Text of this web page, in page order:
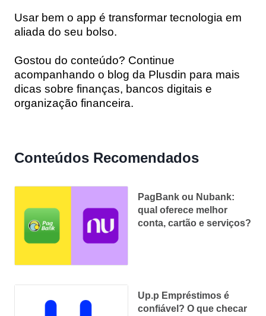
Usar bem o app é transformar tecnologia em
aliada do seu bolso.
Gostou do conteúdo? Continue
acompanhando o blog da Plusdin para mais
dicas sobre finanças, bancos digitais e
organização financeira.
Conteúdos Recomendados
PagBank ou Nubank:
qual oferece melhor
conta, cartão e serviços?
Up.p Empréstimos é
confiável? O que checar